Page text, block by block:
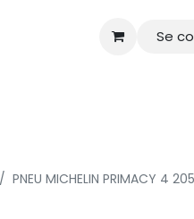
Se
PNEU MICHELIN PRIMACY 4